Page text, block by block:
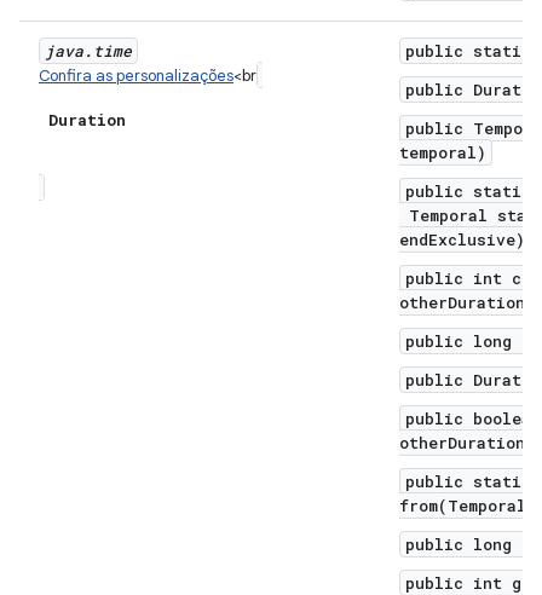
java. time
Confira as personalizações<br
Duration
public static
public
public
temporal)
public static
Temporal
endExclusive)
public int
otherDuration)
public long
public
public
otherDuration)
public static
public long
public int